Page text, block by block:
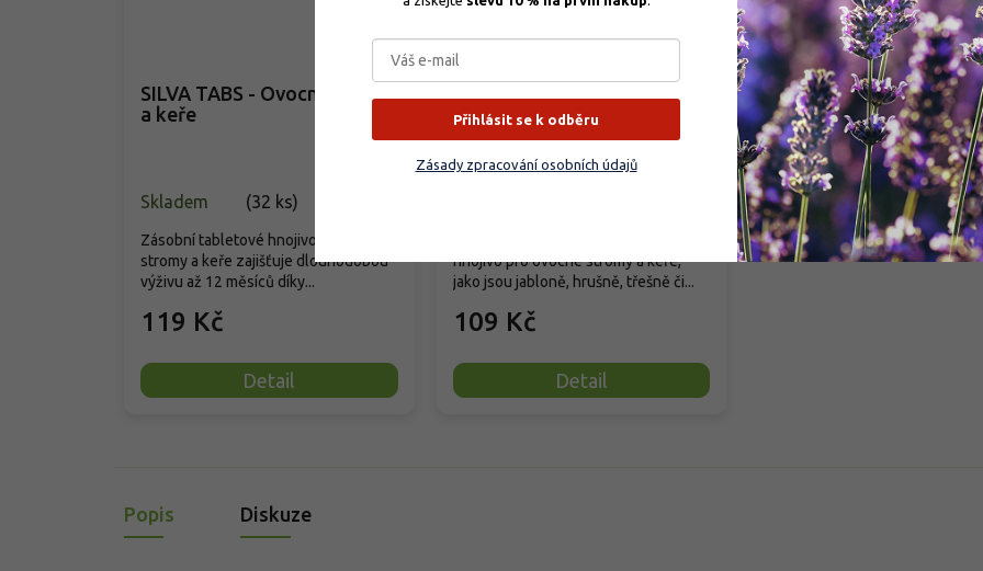
SILVA TABS - Ovocné stromy
a keře
Skladem (32 ks)
119 Kč
Detail
Zásobní tabletové hnojivo pro ovocné
stromy a keře zajišťuje dlouhodobou
výživu až 12 měsíců díky...
dřeviny
109 Kč
Detail
hnojivo pro ovocné stromy a keře,
jako jsou jabloně, hrušně, třešně či...
Popis Diskuze
Přihlásit se k odběru
Zásady zpracování osobních údajů